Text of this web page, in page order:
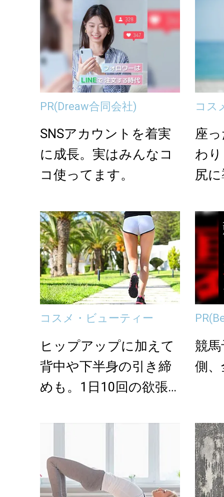
PR(Dreaw合同会社)
SNSアカウントを着実
に成長。実はみんなコ
コ使ってます。
コス
座
わ
尻
コスメ・ビューティー
ヒップアップに加えて
背中や下半身の引き締
めも。1日10回の欲張
PR
競
側